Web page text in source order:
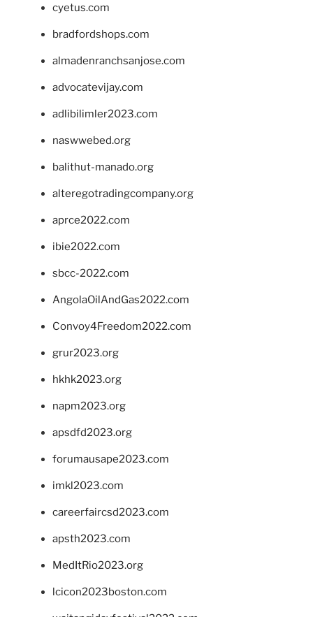
cyetus.com
bradfordshops.com
almadenranchsanjose.com
advocatevijay.com
adlibilimler2023.com
naswwebed.org
balithut-manado.org
alteregotradingcompany.org
aprce2022.com
ibie2022.com
sbcc-2022.com
AngolaOilAndGas2022.com
Convoy4Freedom2022.com
grur2023.org
hkhk2023.org
napm2023.org
apsdfd2023.org
forumausape2023.com
imkl2023.com
careerfaircsd2023.com
apsth2023.com
MedItRio2023.org
lcicon2023boston.com